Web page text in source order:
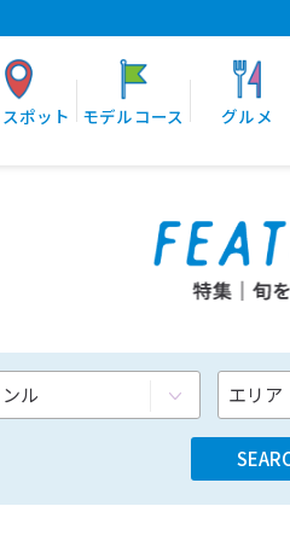
ポット モデルコース グルメ